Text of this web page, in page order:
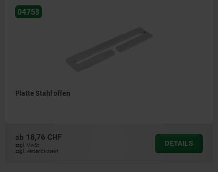
04758
Platte Stahl offen
ab 18,76 CHF
zzgl. MwSt.
zzgl. Versandkosten
DETAILS